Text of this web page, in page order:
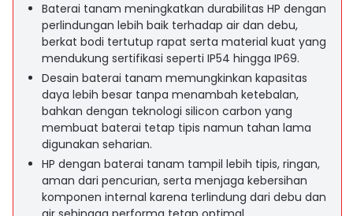
Baterai tanam meningkatkan durabilitas HP dengan
perlindungan lebih baik terhadap air dan debu,
berkat bodi tertutup rapat serta material kuat yang
mendukung sertifikasi seperti IP54 hingga IP69.
Desain baterai tanam memungkinkan kapasitas
daya lebih besar tanpa menambah ketebalan,
bahkan dengan teknologi silicon carbon yang
membuat baterai tetap tipis namun tahan lama
digunakan seharian.
HP dengan baterai tanam tampil lebih tipis, ringan,
aman dari pencurian, serta menjaga kebersihan
komponen internal karena terlindung dari debu dan